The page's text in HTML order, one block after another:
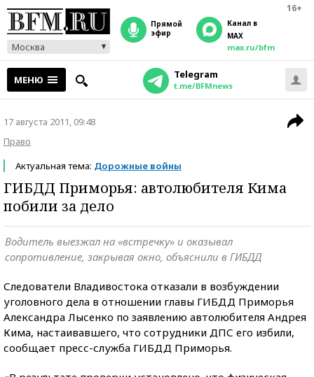
16+
Москва
прямой
эфир
Канал в
MAX
max.ru/bfm
МЕНЮ Telegram
t.me/BFMnews
17 августа 2011, 09:48
Право
Актуальная тема: Дорожные войны
ГИБДД Приморья: автолюбителя Кима
побили за дело
Водитель выезжал на «встречку» и оказывал
сопротивление, закрывая окно, объяснили в ГИБДД
Следователи Владивостока отказали в возбуждении
уголовного дела в отношении главы ГИБДД Приморья
Александра Лысенко по заявлению автолюбителя Андрея
Кима, настаивавшего, что сотрудники ДПС его избили,
сообщает пресс-служба ГИБДД Приморья.